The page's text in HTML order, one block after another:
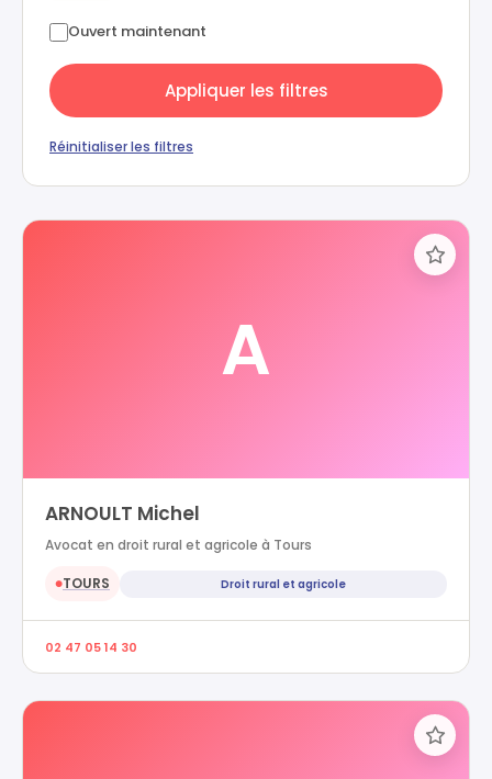
Ouvert maintenant
Appliquer les filtres
Réinitialiser les filtres
A
ARNOULT Michel
Avocat en droit rural et agricole à Tours
●TOURS Droit rural et agricole
02 47 05 14 30